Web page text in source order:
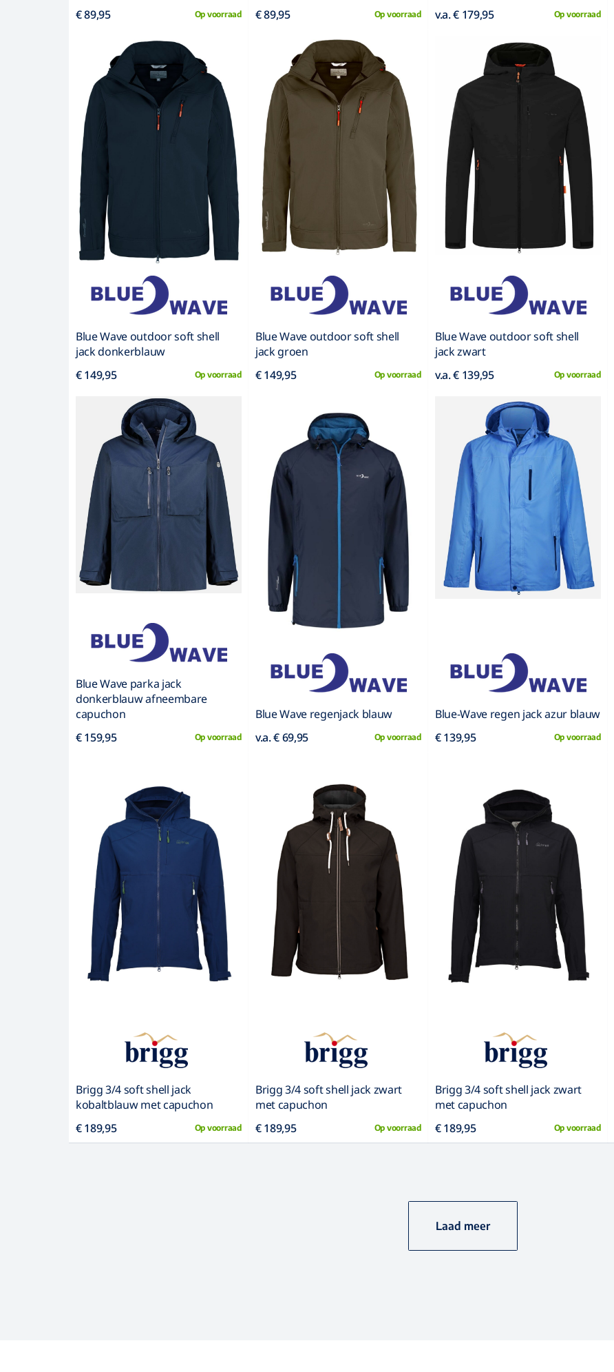
€ 89,95
Op voorraad
€ 89,95
Op voorraad
v.a. € 179,95
Op voorraad
Blue Wave outdoor soft shell
jack donkerblauw
€ 149,95
Op voorraad
Blue Wave outdoor soft shell
jack groen
€ 149,95
Op voorraad
Blue Wave outdoor soft shell
jack zwart
v.a. € 139,95
Op voorraad
Blue Wave parka jack
donkerblauw afneembare
capuchon
€ 159,95
Op voorraad
Blue Wave regenjack blauw
v.a. € 69,95
Op voorraad
Blue-Wave regen jack azur blauw
€ 139,95
Op voorraad
Brigg 3/4 soft shell jack
kobaltblauw met capuchon
€ 189,95
Op voorraad
Brigg 3/4 soft shell jack zwart
met capuchon
€ 189,95
Op voorraad
Brigg 3/4 soft shell jack zwart
met capuchon
€ 189,95
Op voorraad
Laad meer